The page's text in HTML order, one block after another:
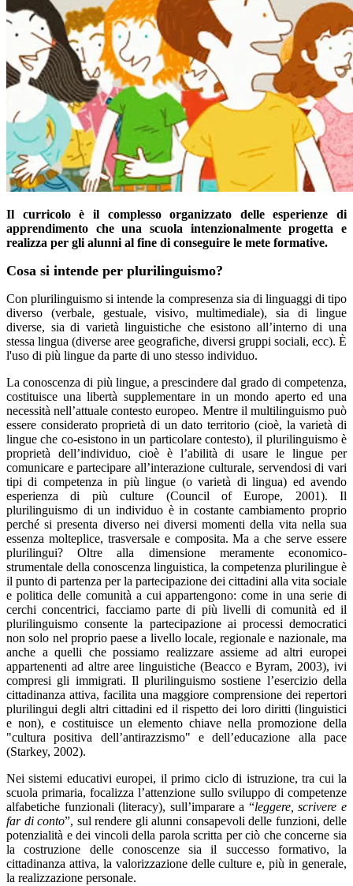
Il curricolo è il complesso organizzato delle esperienze di
apprendimento che una scuola intenzionalmente progetta e
realizza per gli alunni al fine di conseguire le mete formative.
Cosa si intende per plurilinguismo?
Con plurilinguismo si intende la compresenza sia di linguaggi di tipo
diverso (verbale, gestuale, visivo, multimediale), sia di lingue
diverse, sia di varietà linguistiche che esistono all’interno di una
stessa lingua (diverse aree geografiche, diversi gruppi sociali, ecc). È
l'uso di più lingue da parte di uno stesso individuo.
La conoscenza di più lingue, a prescindere dal grado di competenza,
costituisce una libertà supplementare in un mondo aperto ed una
necessità nell’attuale contesto europeo. Mentre il multilinguismo può
essere considerato proprietà di un dato territorio (cioè, la varietà di
lingue che co-esistono in un particolare contesto), il plurilinguismo è
proprietà dell’individuo, cioè è l’abilità di usare le lingue per
comunicare e partecipare all’interazione culturale, servendosi di vari
tipi di competenza in più lingue (o varietà di lingua) ed avendo
esperienza di più culture (Council of Europe, 2001). Il
plurilinguismo di un individuo è in costante cambiamento proprio
perché si presenta diverso nei diversi momenti della vita nella sua
essenza molteplice, trasversale e composita. Ma a che serve essere
plurilingui? Oltre alla dimensione meramente economico-
strumentale della conoscenza linguistica, la competenza plurilingue è
il punto di partenza per la partecipazione dei cittadini alla vita sociale
e politica delle comunità a cui appartengono: come in una serie di
cerchi concentrici, facciamo parte di più livelli di comunità ed il
plurilinguismo consente la partecipazione ai processi democratici
non solo nel proprio paese a livello locale, regionale e nazionale, ma
anche a quelli che possiamo realizzare assieme ad altri europei
appartenenti ad altre aree linguistiche (Beacco e Byram, 2003), ivi
compresi gli immigrati. Il plurilinguismo sostiene l’esercizio della
cittadinanza attiva, facilita una maggiore comprensione dei repertori
plurilingui degli altri cittadini ed il rispetto dei loro diritti (linguistici
e non), e costituisce un elemento chiave nella promozione della
"cultura positiva dell’antirazzismo" e dell’educazione alla pace
(Starkey, 2002).
Nei sistemi educativi europei, il primo ciclo di istruzione, tra cui la
scuola primaria, focalizza l’attenzione sullo sviluppo di competenze
alfabetiche funzionali (literacy), sull’imparare a “leggere, scrivere e
far di conto”, sul rendere gli alunni consapevoli delle funzioni, delle
potenzialità e dei vincoli della parola scritta per ciò che concerne sia
la costruzione delle conoscenze sia il successo formativo, la
cittadinanza attiva, la valorizzazione delle culture e, più in generale,
la realizzazione personale.